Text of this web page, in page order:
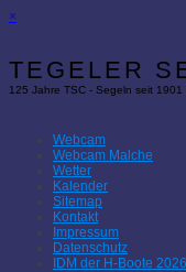
×
TEGELER
125 Jahre TSC - Segeln seit 1901
Webcam
Webcam Malche
Wetter
Kalender
Sitemap
Kontakt
Impressum
Datenschutz
IDM der H-Boote 2026